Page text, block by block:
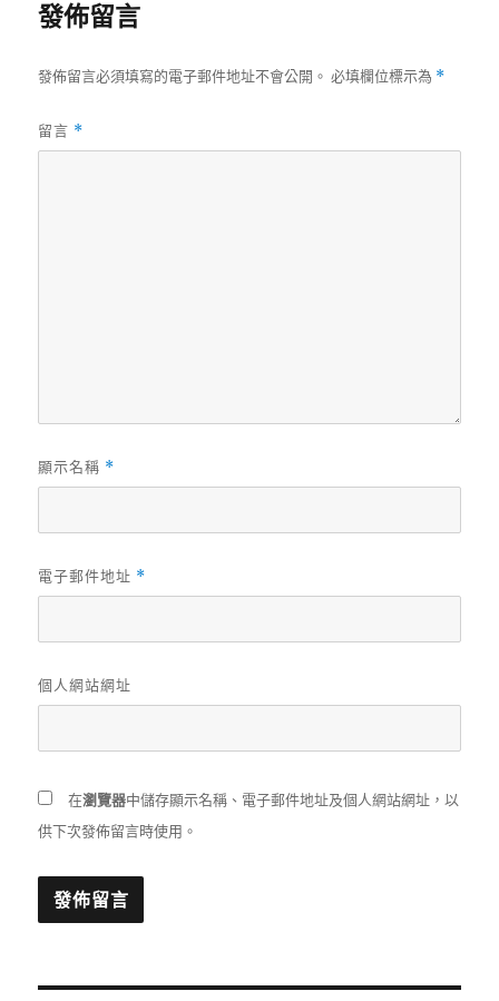
發佈留言
發佈留言必須填寫的電子郵件地址不會公開。 必填欄位標示為 *
留言 *
顯示名稱 *
電子郵件地址 *
個人網站網址
在瀏覽器中儲存顯示名稱、電子郵件地址及個人網站網址，以
供下次發佈留言時使用。